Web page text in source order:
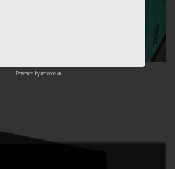
Powered by netcore.vn